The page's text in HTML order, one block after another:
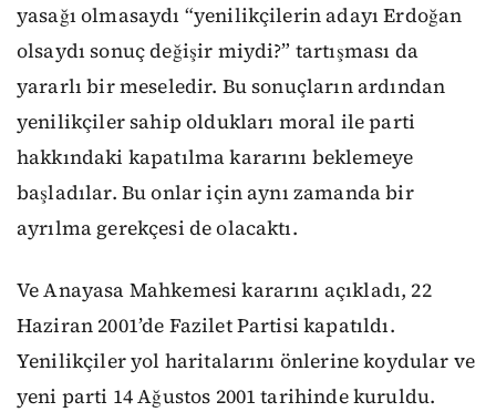
yasağı olmasaydı “yenilikçilerin adayı Erdoğan
olsaydı sonuç değişir miydi?” tartışması da
yararlı bir meseledir. Bu sonuçların ardından
yenilikçiler sahip oldukları moral ile parti
hakkındaki kapatılma kararını beklemeye
başladılar. Bu onlar için aynı zamanda bir
ayrılma gerekçesi de olacaktı.
Ve Anayasa Mahkemesi kararını açıkladı, 22
Haziran 2001’de Fazilet Partisi kapatıldı.
Yenilikçiler yol haritalarını önlerine koydular ve
yeni parti 14 Ağustos 2001 tarihinde kuruldu.